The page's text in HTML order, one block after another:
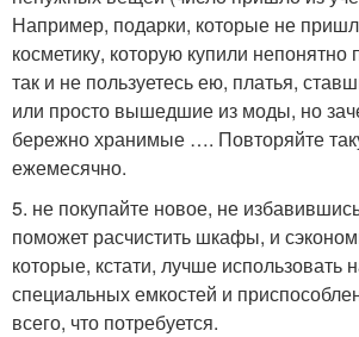
Например, подарки, которые не
косметику, которую купили непонятно
так и не пользуетесь ею, платья,
или просто вышедшие из моды, но
бережно хранимые …. Повторяйте
ежемесячно.
5. не покупайте новое, не
поможет расчистить шкафы, и
которые, кстати, лучше использовать
специальных емкостей и
всего, что потребуется.